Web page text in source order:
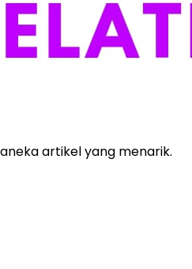
artikel yang menarik.